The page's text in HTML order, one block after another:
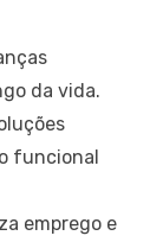
da vida.
funcional
emprego e